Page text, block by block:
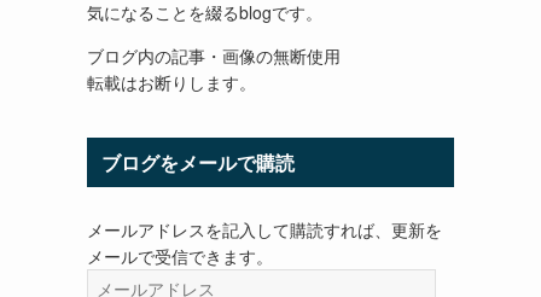
気になることを綴るblogです。
ブログ内の記事・画像の無断使用
転載はお断りします。
ブログをメールで購読
メールアドレスを記入して購読すれば、更新を
メールで受信できます。